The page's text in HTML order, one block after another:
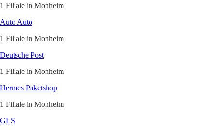
1 Filiale in Monheim
Auto Auto
1 Filiale in Monheim
Deutsche Post
1 Filiale in Monheim
Hermes Paketshop
1 Filiale in Monheim
GLS